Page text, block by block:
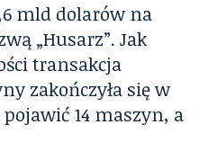
mld dolarów na
„Husarz”. Jak
transakcja
zakończyła się w
14 maszyn, a